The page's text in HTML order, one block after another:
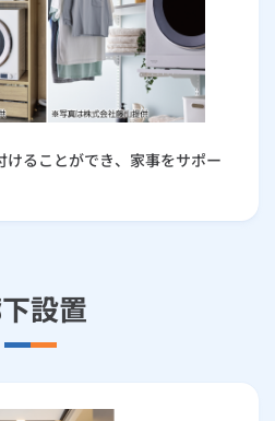
ることができ、家事をサポー
設置